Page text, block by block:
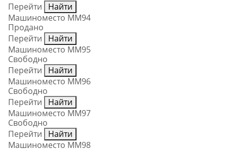
Перейти
Найти
Машиноместо ММ94
Продано
Перейти
Найти
Машиноместо ММ95
Свободно
Перейти
Найти
Машиноместо ММ96
Свободно
Перейти
Найти
Машиноместо ММ97
Свободно
Перейти
Найти
Машиноместо ММ98